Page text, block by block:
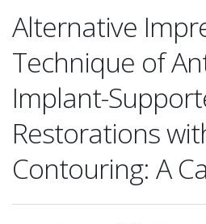
Alternative
Technique of
Implant-
Restorations
Contouring: A